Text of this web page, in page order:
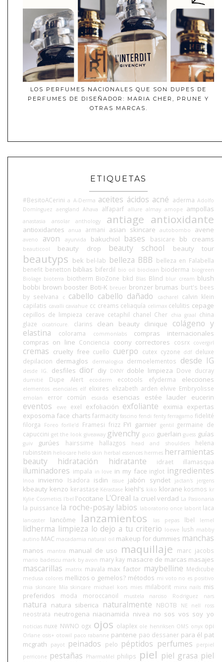
LOS PERFUMES NACIONALES QUE SON DUPES DE
PERFUMES DE DISEÑADOR: MARIA CHER, PRUNE Y
OTRAS MARCAS.
ETIQUETAS
#BesitoACerini a A-Derma aceites ácidos acné aderma Adolfo
Domínguez aengland Ahava alfaparf allure almay amope ampollas
anastasia ansolar anthology antiage antioxidante
antioxidantes anua armani asian skincare autobombo avene
aveno avon ayurvida bakuchiol bases basicare bb creams
beauticool beauty drop beauty school beauty tour
beautyps bek bel-lab belleza BBB belleza en Falabella
benefit benetton biblias biferdil bio oil bioclean bioderma biogreen
Biolage bioterra biotherm BioZone bkd Blas Blind blur cream blush
bobbi brown booster Boti-K breuer bronzer brumas burt's bees
by seelvana
c cabello cabello dañado cacharel
calvin klein
capilatis cavalli caviahue cc creams celiaquía celimax celulitis cepage
cepillos de limpieza cerave cetaphil chanel Cher chia graal china
glaze
cicatricure. clarins clean beauty clinique
colágeno y
elastina
colorama commonlabs
compras internacionales
compras on line Conciencia coony correctores cosrx covergirl
cremas cruelty free cuello cuerpo cutex cyzone ddf deluxe
depilacion dermaglos dermalogica dermoelementos desde IG
desde IG. desfiles dior diy DKNY doble limpieza Dove ducray
dumitié Dupe Alert ecoderm ecotools efyderma elecciones
elementos esenciales elf elixires elizabeth arden elvive Embryolisse
emolan error común escada esencias estée lauder eucerin
eventos ewe exel exfoliación exfoliante eximia expertas
exposoma face charts farmacity fascino fendi fenty ferragamo fidelité
filorga
Foreo forlle'd Framesi frizz FYI garnier gentil germaine de
capuccini get the look giveaway givenchy gucci guerlain guess guías
guiv gurúes hairssime hallazgos head and shoulders
helena
rubinstein heliocare hello skin herbal essences hermes herramientas
beauty
hidratación hidratante idraet illamasqua
iluminadores impala in love in my face inglot ingredientes
Inoa invierno Isadora isdin issue jabón syndet jactan's jergens
kbeauty kenzo kerastase Kérastase kiehl's kiko klorane kosmos kr
Kylie Cosmetics l'bel l'occitane L'Oreal la cruel verdad La Pasionaria
la puissance la roche-posay labios laboratorio once laborit laca
lancaster lancôme lanzamientos las pepas lbel lemel
lidherma limpieza lo dejo a tu criterio loewe lush mabby
autino MAC macadamia natural oil makeup for dummies manchas
manos mantra manual de uso maquillaje marc jacobs
mario badescu mark by avon mary kay masacre de marcas masajes
mascarillas matrix mavala max factor maybelline Medicube
medusa colores mellizos o gemelos? métodos mi voto no es positivo
mia skincare Mía skincare michael kors mies milaborit minx nails mis
preferidos
moda moroccanoil mustela narciso Rodriguez nars
natura natura siberica naturalmente NBOTB NE nell ross
neostrata neutrogena niacinamida nivea no sos vos soy yo
noticias nuxe NWNO ogx ojos olaplex ole henriksen OMS onyx opi
Orlane osis+ otowil paco rabanne pantene pao dessaner para él pat
mcgrath
payot peinados pelo péptidos perfumes
perpiel
perricone pestañas PharmaMel philips piel piel grasa piel